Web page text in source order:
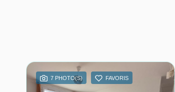
7 PHOTO(S) FAVORIS